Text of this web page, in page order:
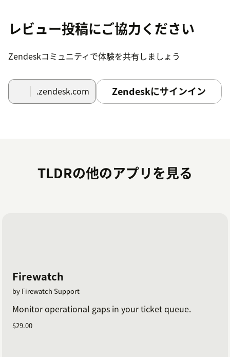
Suffix— optional text after the number (e.g.
LCS
)
Separator— character between parts
That's it. The app runs automatically from this point on
レビュー投稿にご協力ください
Zendeskコミュニティで体験を共有しましょう
.zendesk.com Zendeskにサインイン
TLDRの他のアプリを見る
Firewatch
by Firewatch Support
Monitor operational gaps in your ticket queue.
$29.00